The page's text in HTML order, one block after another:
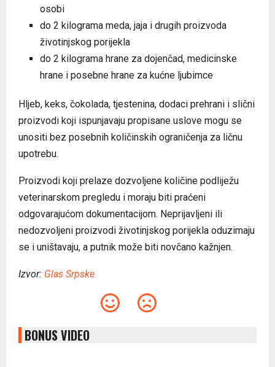
osobi
do 2 kilograma meda, jaja i drugih proizvoda
životinjskog porijekla
do 2 kilograma hrane za dojenčad, medicinske
hrane i posebne hrane za kućne ljubimce
Hljeb, keks, čokolada, tjestenina, dodaci prehrani i slični
proizvodi koji ispunjavaju propisane uslove mogu se
unositi bez posebnih količinskih ograničenja za ličnu
upotrebu.
Proizvodi koji prelaze dozvoljene količine podliježu
veterinarskom pregledu i moraju biti praćeni
odgovarajućom dokumentacijom. Neprijavljeni ili
nedozvoljeni proizvodi životinjskog porijekla oduzimaju
se i uništavaju, a putnik može biti novčano kažnjen.
Izvor: Glas Srpske
BONUS VIDEO